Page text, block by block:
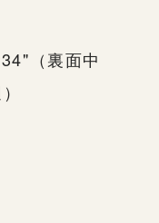
（裏面中